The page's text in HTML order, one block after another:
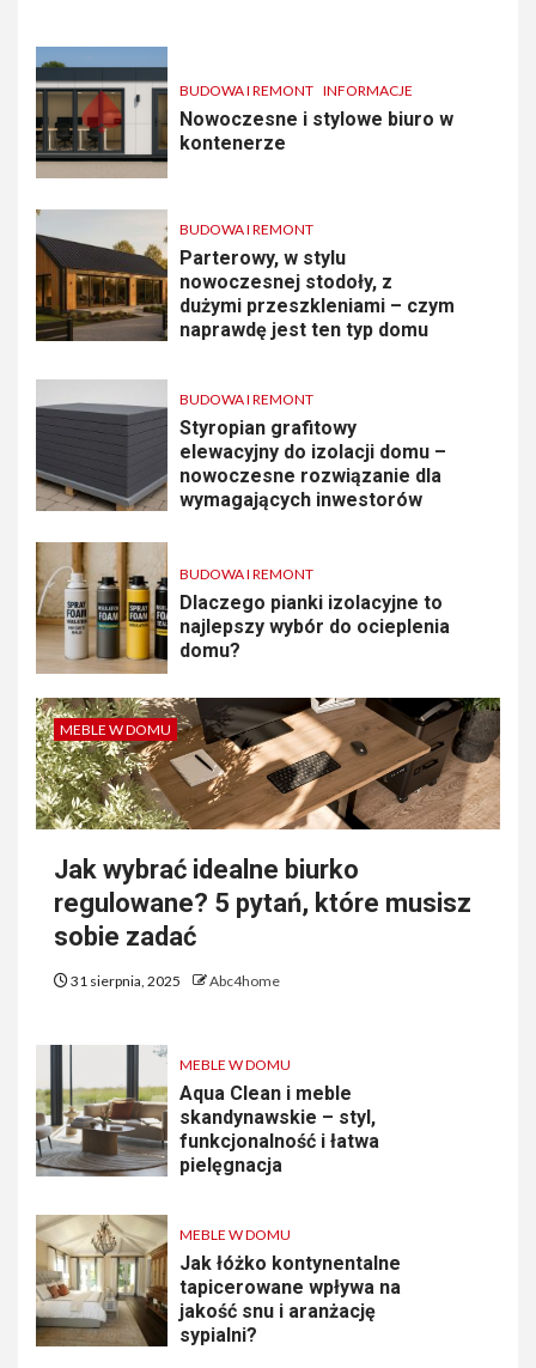
BUDOWA I REMONT INFORMACJE
Nowoczesne i stylowe biuro w
kontenerze
BUDOWA I REMONT
Parterowy, w stylu
nowoczesnej stodoły, z
dużymi przeszkleniami – czym
naprawdę jest ten typ domu
BUDOWA I REMONT
Styropian grafitowy
elewacyjny do izolacji domu –
nowoczesne rozwiązanie dla
wymagających inwestorów
BUDOWA I REMONT
Dlaczego pianki izolacyjne to
najlepszy wybór do ocieplenia
domu?
MEBLE W DOMU
Jak wybrać idealne biurko
regulowane? 5 pytań, które musisz
sobie zadać
31 sierpnia, 2025 Abc4home
MEBLE W DOMU
Aqua Clean i meble
skandynawskie – styl,
funkcjonalność i łatwa
pielęgnacja
MEBLE W DOMU
Jak łóżko kontynentalne
tapicerowane wpływa na
jakość snu i aranżację
sypialni?